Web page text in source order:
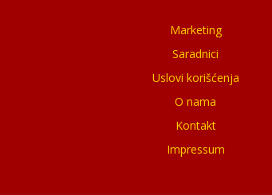
Marketing
Saradnici
Uslovi korišćenja
O nama
Kontakt
Impressum